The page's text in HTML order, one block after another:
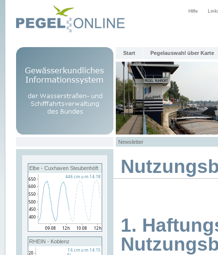
Hilfe
Start Pegelauswahl über Karte
Newsletter
Elbe - Cuxhaven Steubenhöft
RHEIN - Koblenz
1.